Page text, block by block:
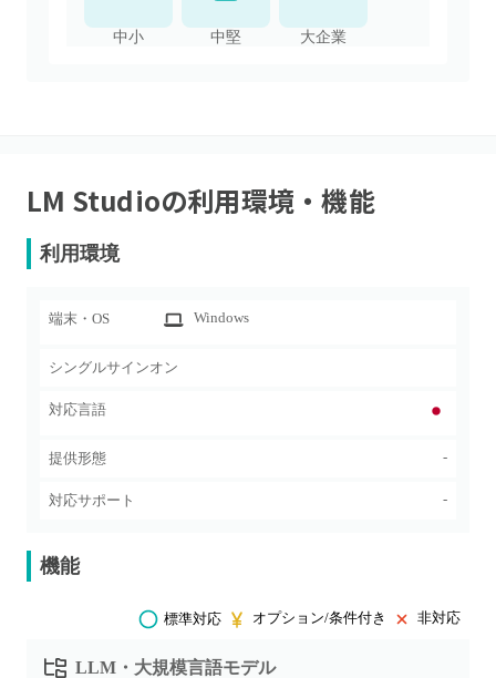
中小 中堅 大企業
LM Studioの利用環境・機能
利用環境
端末・OS Windows
シングルサインオン
対応言語
提供形態 -
対応サポート -
機能
標準対応 オプション/条件付き 非対応
LLM・大規模言語モデル